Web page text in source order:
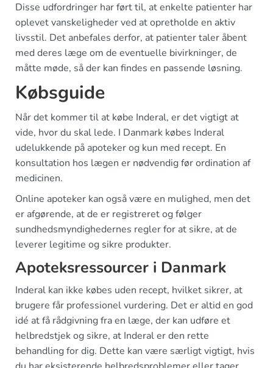
Disse udfordringer har ført til, at enkelte patienter har
oplevet vanskeligheder ved at opretholde en aktiv
livsstil. Det anbefales derfor, at patienter taler åbent
med deres læge om de eventuelle bivirkninger, de
måtte møde, så der kan findes en passende løsning.
Købsguide
Når det kommer til at købe Inderal, er det vigtigt at
vide, hvor du skal lede. I Danmark købes Inderal
udelukkende på apoteker og kun med recept. En
konsultation hos lægen er nødvendig før ordination af
medicinen.
Online apoteker kan også være en mulighed, men det
er afgørende, at de er registreret og følger
sundhedsmyndighedernes regler for at sikre, at de
leverer legitime og sikre produkter.
Apoteksressourcer i Danmark
Inderal kan ikke købes uden recept, hvilket sikrer, at
brugere får professionel vurdering. Det er altid en god
idé at få rådgivning fra en læge, der kan udføre et
helbredstjek og sikre, at Inderal er den rette
behandling for dig. Dette kan være særligt vigtigt, hvis